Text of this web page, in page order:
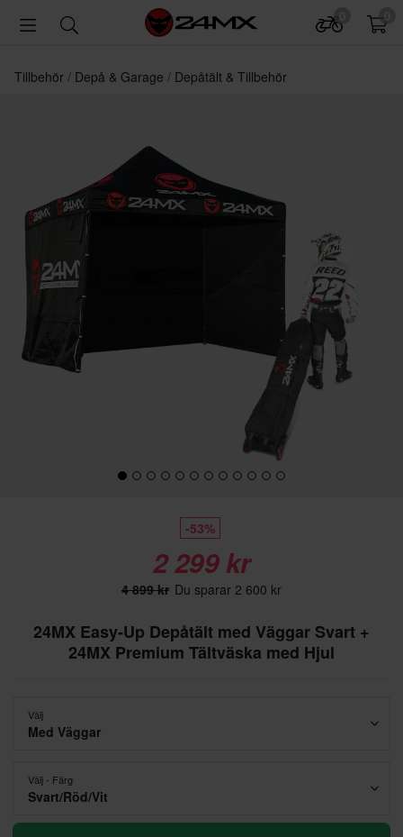
Tillbehör Depå & Garage Depåtält & Tillbehör
-53%
2 299 kr
4 899 kr Du sparar 2 600 kr
24MX Easy-Up Depåtält med Väggar Svart +
24MX Premium Tältväska med Hjul
Välj
Med Väggar
Välj - Färg
Svart/Röd/Vit